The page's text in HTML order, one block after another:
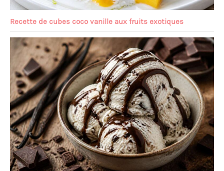
Recette de cubes coco vanille aux fruits exotiques